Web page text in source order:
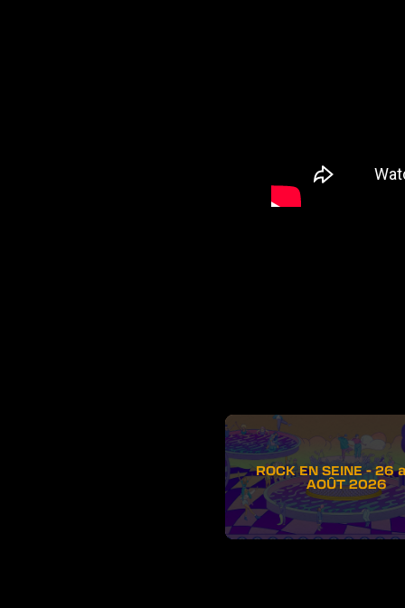
ROCK EN SEINE - 26
AOÛT 2026